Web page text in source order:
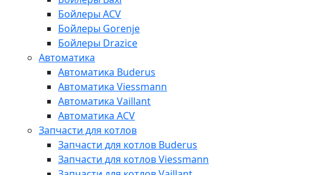
Бойлеры ACV
Бойлеры Gorenje
Бойлеры Drazice
Автоматика
Автоматика Buderus
Автоматика Viessmann
Автоматика Vaillant
Автоматика ACV
Запчасти для котлов
Запчасти для котлов Buderus
Запчасти для котлов Viessmann